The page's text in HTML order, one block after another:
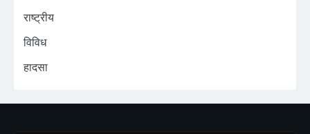
राष्ट्रीय
विविध
हादसा